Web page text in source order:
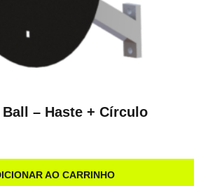
– Haste + Círculo
AO CARRINHO